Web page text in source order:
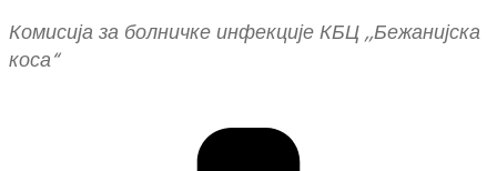
Комисија за болничке инфекције КБЦ ,,Бежанијска
коса“